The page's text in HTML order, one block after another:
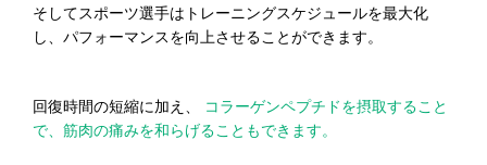
そしてスポーツ選手はトレーニングスケジュールを最大化
し、パフォーマンスを向上させることができます。
回復時間の短縮に加え、
コラーゲンペプチドを摂取すること
で、筋肉の痛みを和らげることもできます。